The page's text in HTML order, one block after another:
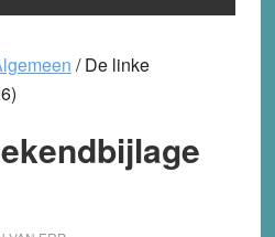
/De linke